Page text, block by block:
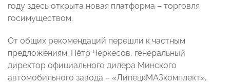
году здесь открыта новая платформа – торговля
госимуществом.
От общих рекомендаций перешли к частным
предложениям. Пётр Черкесов, генеральный
директор официального дилера Минского
автомобильного завода – «ЛипецкМАЗкомплект»,